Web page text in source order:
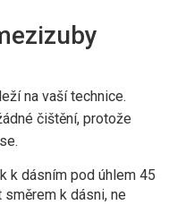
na vaší technice.
čištění, protože
k dásním pod úhlem 45
k dásni, ne